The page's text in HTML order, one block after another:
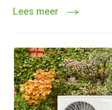
Lees meer